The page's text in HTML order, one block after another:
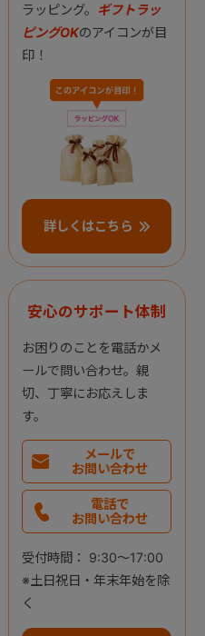
ラッピング。 ギフトラッ
ピングOKのアイコンが目
印！
詳しくはこちら
安心のサポート体制
お困りのことを電話かメ
ールで問い合わせ。親
切、丁寧にお応えしま
す。
メールで
お問い合わせ
電話で
お問い合わせ
受付時間： 9:30～17:00
※土日祝日・年末年始を除
く